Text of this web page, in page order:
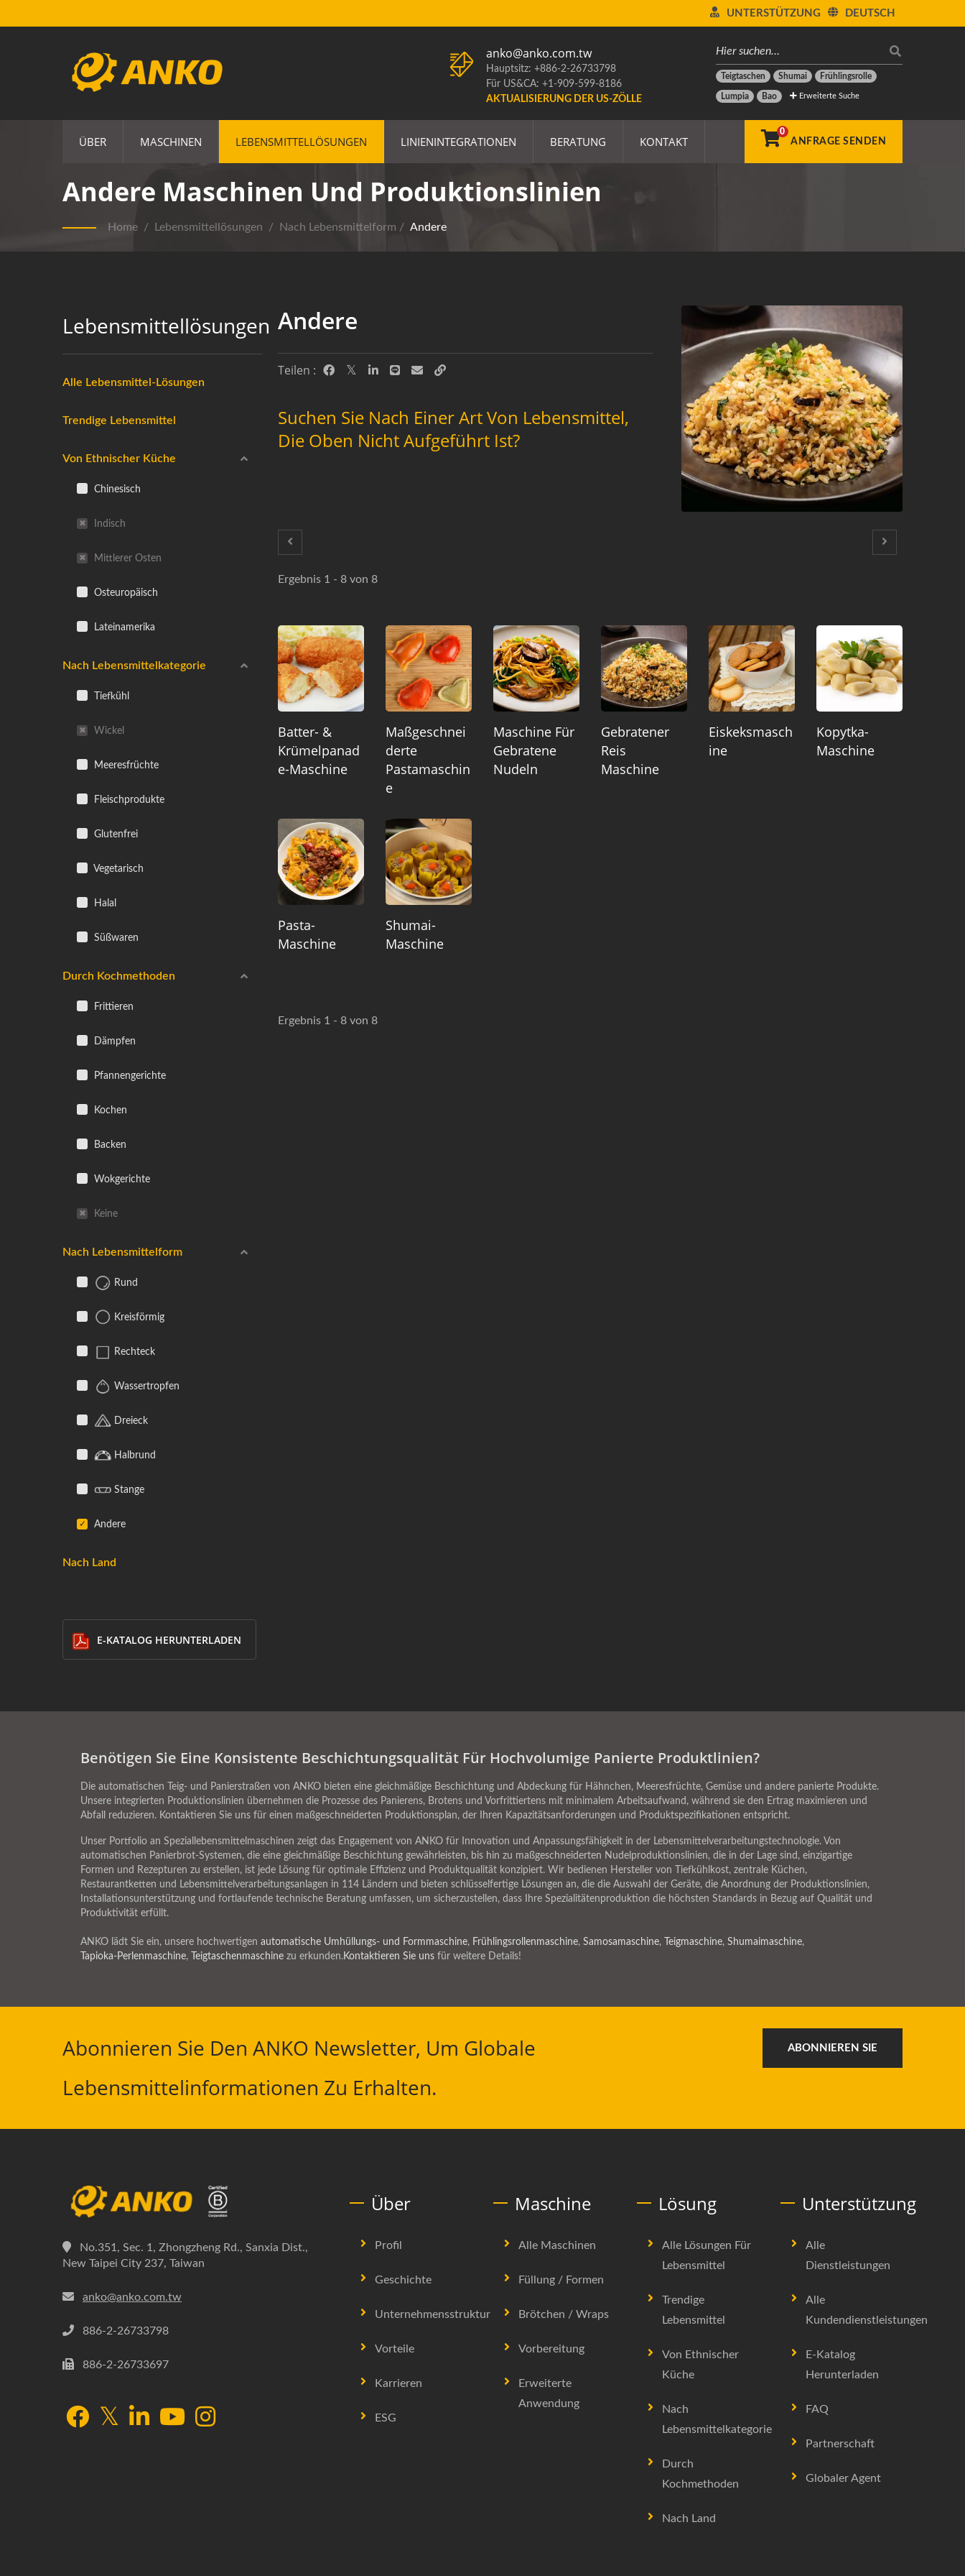
DEUTSCH
UNTERSTÜTZUNG
Teigtaschen Shumai Frühlingsrolle
Lumpia Bao Erweiterte Suche
anko@anko.com.tw
Hauptsitz: +886-2-26733798
Für US&CA: +1-909-599-8186
AKTUALISIERUNG DER US-ZÖLLE
ÜBER MASCHINEN LEBENSMITTELLÖSUNGEN LINIENINTEGRATIONEN BERATUNG KONTAKT
0
ANFRAGE SENDEN
Andere Maschinen Und Produktionslinien
Home / Lebensmittellösungen / Nach Lebensmittelform / Andere
Lebensmittellösungen
Alle Lebensmittel-Lösungen
Trendige Lebensmittel
Von Ethnischer Küche
Chinesisch
Indisch
Mittlerer Osten
Osteuropäisch
Lateinamerika
Nach Lebensmittelkategorie
Tiefkühl
Wickel
Meeresfrüchte
Fleischprodukte
Glutenfrei
Vegetarisch
Halal
Süßwaren
Durch Kochmethoden
Frittieren
Dämpfen
Pfannengerichte
Kochen
Backen
Wokgerichte
Keine
Nach Lebensmittelform
Rund
Kreisförmig
Rechteck
Wassertropfen
Dreieck
Halbrund
Stange
Andere
Nach Land
E-KATALOG HERUNTERLADEN
Andere
Teilen :
Suchen Sie Nach Einer Art Von Lebensmittel,
Die Oben Nicht Aufgeführt Ist?
Ergebnis 1 - 8 von 8
Batter- &
Krümelpanad
E-Maschine
Maßgeschnei
Derte
Pastamaschin
E
Maschine Für
Gebratene
Nudeln
Gebratener
Reis
Maschine
Eiskeksmasch
Ine
Kopytka-
Maschine
Pasta-
Maschine
Shumai-
Maschine
Ergebnis 1 - 8 von 8
Benötigen Sie Eine Konsistente Beschichtungsqualität Für Hochvolumige Panierte Produktlinien?
Die automatischen Teig- und Panierstraßen von ANKO bieten eine gleichmäßige Beschichtung und Abdeckung für Hähnchen, Meeresfrüchte, Gemüse und andere panierte Produkte.
Unsere integrierten Produktionslinien übernehmen die Prozesse des Panierens, Brotens und Vorfrittiertens mit minimalem Arbeitsaufwand, während sie den Ertrag maximieren und
Abfall reduzieren. Kontaktieren Sie uns für einen maßgeschneiderten Produktionsplan, der Ihren Kapazitätsanforderungen und Produktspezifikationen entspricht.
Unser Portfolio an Speziallebensmittelmaschinen zeigt das Engagement von ANKO für Innovation und Anpassungsfähigkeit in der Lebensmittelverarbeitungstechnologie. Von
automatischen Panierbrot-Systemen, die eine gleichmäßige Beschichtung gewährleisten, bis hin zu maßgeschneiderten Nudelproduktionslinien, die in der Lage sind, einzigartige
Formen und Rezepturen zu erstellen, ist jede Lösung für optimale Effizienz und Produktqualität konzipiert. Wir bedienen Hersteller von Tiefkühlkost, zentrale Küchen,
Restaurantketten und Lebensmittelverarbeitungsanlagen in 114 Ländern und bieten schlüsselfertige Lösungen an, die die Auswahl der Geräte, die Anordnung der Produktionslinien,
Installationsunterstützung und fortlaufende technische Beratung umfassen, um sicherzustellen, dass Ihre Spezialitätenproduktion die höchsten Standards in Bezug auf Qualität und
Produktivität erfüllt.
ANKO lädt Sie ein, unsere hochwertigen automatische Umhüllungs- und Formmaschine, Frühlingsrollenmaschine, Samosamaschine, Teigmaschine, Shumaimaschine,
Tapioka-Perlenmaschine, Teigtaschenmaschine zu erkunden.Kontaktieren Sie uns für weitere Details!
Abonnieren Sie Den ANKO Newsletter, Um Globale
Lebensmittelinformationen Zu Erhalten.
ABONNIEREN SIE
No.351, Sec. 1, Zhongzheng Rd., Sanxia Dist.,
New Taipei City 237, Taiwan
anko@anko.com.tw
886-2-26733798
886-2-26733697
Über
Profil
Geschichte
Unternehmensstruktur
Vorteile
Karrieren
ESG
Maschine
Alle Maschinen
Füllung / Formen
Brötchen / Wraps
Vorbereitung
Erweiterte
Anwendung
Lösung
Alle Lösungen Für
Lebensmittel
Trendige
Lebensmittel
Von Ethnischer
Küche
Nach
Lebensmittelkategorie
Durch
Kochmethoden
Nach Land
Unterstützung
Alle
Dienstleistungen
Alle
Kundendienstleistungen
E-Katalog
Herunterladen
FAQ
Partnerschaft
Globaler Agent